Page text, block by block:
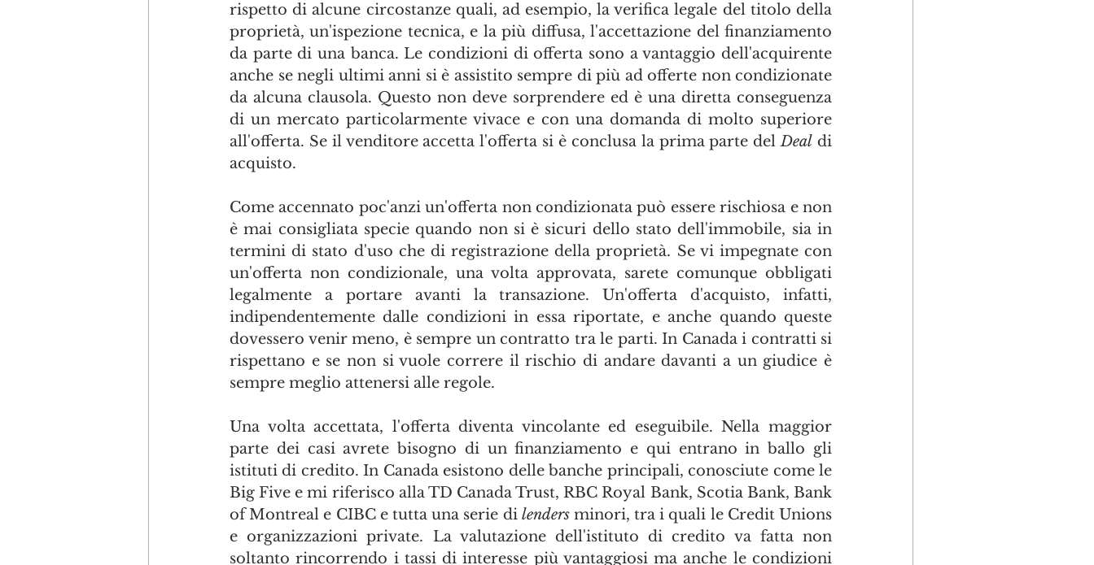
rispetto di alcune circostanze quali, ad esempio, la verifica legale del titolo della
proprietà, un'ispezione tecnica, e la più diffusa, l'accettazione del finanziamento
da parte di una banca. Le condizioni di offerta sono a vantaggio dell'acquirente
anche se negli ultimi anni si è assistito sempre di più ad offerte non condizionate
da alcuna clausola. Questo non deve sorprendere ed è una diretta conseguenza
di un mercato particolarmente vivace e con una domanda di molto superiore
all'offerta. Se il venditore accetta l'offerta si è conclusa la prima parte del Deal di
acquisto.
Come accennato poc'anzi un'offerta non condizionata può essere rischiosa e non
è mai consigliata specie quando non si è sicuri dello stato dell'immobile, sia in
termini di stato d'uso che di registrazione della proprietà. Se vi impegnate con
un'offerta non condizionale, una volta approvata, sarete comunque obbligati
legalmente a portare avanti la transazione. Un'offerta d'acquisto, infatti,
indipendentemente dalle condizioni in essa riportate, e anche quando queste
dovessero venir meno, è sempre un contratto tra le parti. In Canada i contratti si
rispettano e se non si vuole correre il rischio di andare davanti a un giudice è
sempre meglio attenersi alle regole.
Una volta accettata, l'offerta diventa vincolante ed eseguibile. Nella maggior
parte dei casi avrete bisogno di un finanziamento e qui entrano in ballo gli
istituti di credito. In Canada esistono delle banche principali, conosciute come le
Big Five e mi riferisco alla TD Canada Trust, RBC Royal Bank, Scotia Bank, Bank
of Montreal e CIBC e tutta una serie di lenders minori, tra i quali le Credit Unions
e organizzazioni private. La valutazione dell'istituto di credito va fatta non
soltanto rincorrendo i tassi di interesse più vantaggiosi ma anche le condizioni